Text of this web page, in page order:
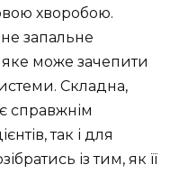
хворобою.
запальне
може зачепити
Складна,
справжнім
так і для
із тим, як її